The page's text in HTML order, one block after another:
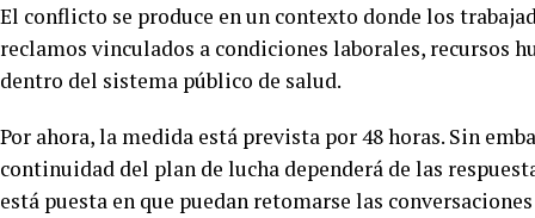
El conflicto se produce en un contexto donde los
reclamos vinculados a condiciones laborales, recursos
dentro del sistema público de salud.
Por ahora, la medida está prevista por 48 horas. Sin
continuidad del plan de lucha dependerá de las
está puesta en que puedan retomarse las